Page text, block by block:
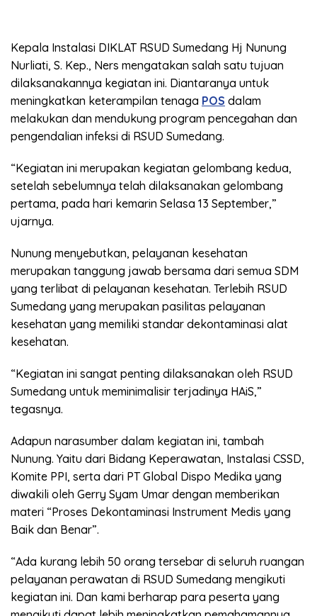
Kepala Instalasi DIKLAT RSUD Sumedang Hj Nunung
Nurliati, S. Kep., Ners mengatakan salah satu tujuan
dilaksanakannya kegiatan ini. Diantaranya untuk
meningkatkan keterampilan tenaga POS dalam
melakukan dan mendukung program pencegahan dan
pengendalian infeksi di RSUD Sumedang.
“Kegiatan ini merupakan kegiatan gelombang kedua,
setelah sebelumnya telah dilaksanakan gelombang
pertama, pada hari kemarin Selasa 13 September,”
ujarnya.
Nunung menyebutkan, pelayanan kesehatan
merupakan tanggung jawab bersama dari semua SDM
yang terlibat di pelayanan kesehatan. Terlebih RSUD
Sumedang yang merupakan pasilitas pelayanan
kesehatan yang memiliki standar dekontaminasi alat
kesehatan.
“Kegiatan ini sangat penting dilaksanakan oleh RSUD
Sumedang untuk meminimalisir terjadinya HAiS,”
tegasnya.
Adapun narasumber dalam kegiatan ini, tambah
Nunung. Yaitu dari Bidang Keperawatan, Instalasi CSSD,
Komite PPI, serta dari PT Global Dispo Medika yang
diwakili oleh Gerry Syam Umar dengan memberikan
materi “Proses Dekontaminasi Instrument Medis yang
Baik dan Benar”.
“Ada kurang lebih 50 orang tersebar di seluruh ruangan
pelayanan perawatan di RSUD Sumedang mengikuti
kegiatan ini. Dan kami berharap para peserta yang